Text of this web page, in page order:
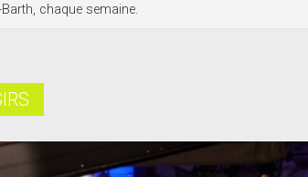
chaque semaine.